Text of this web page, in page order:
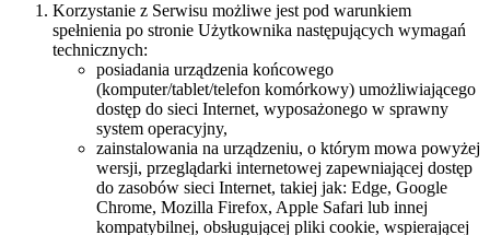
Korzystanie z Serwisu możliwe jest pod warunkiem
spełnienia po stronie Użytkownika następujących wymagań
technicznych:
posiadania urządzenia końcowego
(komputer/tablet/telefon komórkowy) umożliwiającego
dostęp do sieci Internet, wyposażonego w sprawny
system operacyjny,
zainstalowania na urządzeniu, o którym mowa powyżej
wersji, przeglądarki internetowej zapewniającej dostęp
do zasobów sieci Internet, takiej jak: Edge, Google
Chrome, Mozilla Firefox, Apple Safari lub innej
kompatybilnej, obsługującej pliki cookie, wspierającej